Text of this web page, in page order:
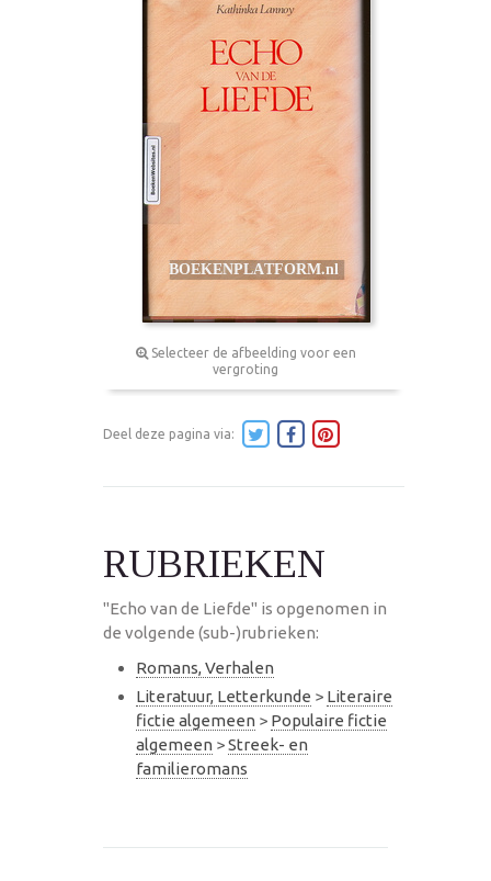
Selecteer de afbeelding voor een
vergroting
Deel deze pagina via:
RUBRIEKEN
"Echo van de Liefde" is opgenomen in
de volgende (sub-)rubrieken:
Romans, Verhalen
Literatuur, Letterkunde > Literaire
fictie algemeen > Populaire fictie
algemeen >Streek- en
familieromans